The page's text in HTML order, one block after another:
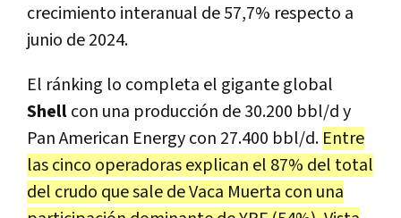
crecimiento interanual de 57,7% respecto a
junio de 2024.
El ránking lo completa el gigante global
Shellcon una producción de 30.200 bbl/d y
Pan American Energy con 27.400 bbl/d. Entre
las cinco operadoras explican el 87% del total
del crudo que sale de Vaca Muerta con una